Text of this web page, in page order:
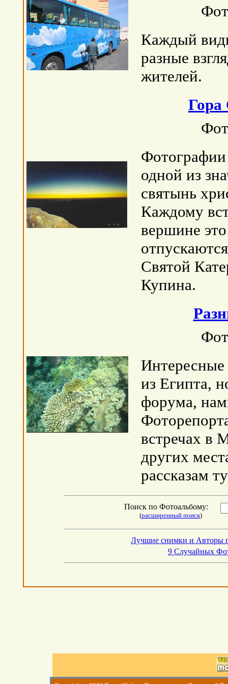
Каждый
разные
жителей.
Гора
Фотографии
одной из
святынь
Каждому
вершине
Святой
Купина.
Интересные
из Египта,
форума,
встречах в
других
рассказам
Поиск по Фотоальбому:
(расширенный поиск)
Лучшие снимки и Авторы
9 Случайных